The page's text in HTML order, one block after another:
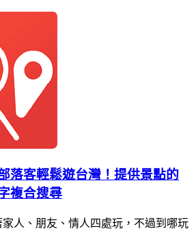
落客輕鬆遊台灣！提供景點的
複合搜尋
人、朋友、情人四處玩，不過到哪玩